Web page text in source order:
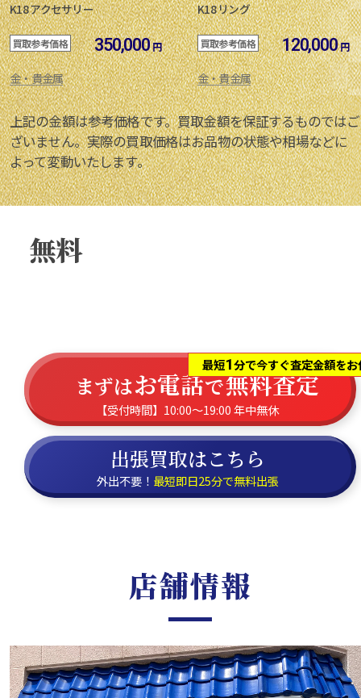
K18 アクセサリー
買取参考価格 350,000円
金・貴金属
K18 リング
買取参考価格 120,000円
金・貴金属
上記の金額は参考価格です。買取金額を保証するものではご
ざいません。実際の買取価格はお品物の状態や相場などに
よって変動いたします。
無料
最短1分で今すぐ査定金額を
まずはお電話で無料査定
【受付時間】10:00～19:00 年中無休
出張買取はこちら
外出不要！ 最短即日25分で無料出張
店舗情報